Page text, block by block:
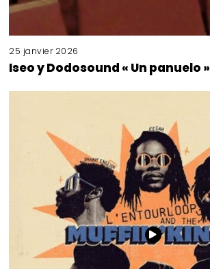
25 janvier 2026
Iseo y Dodosound « Un panuelo »